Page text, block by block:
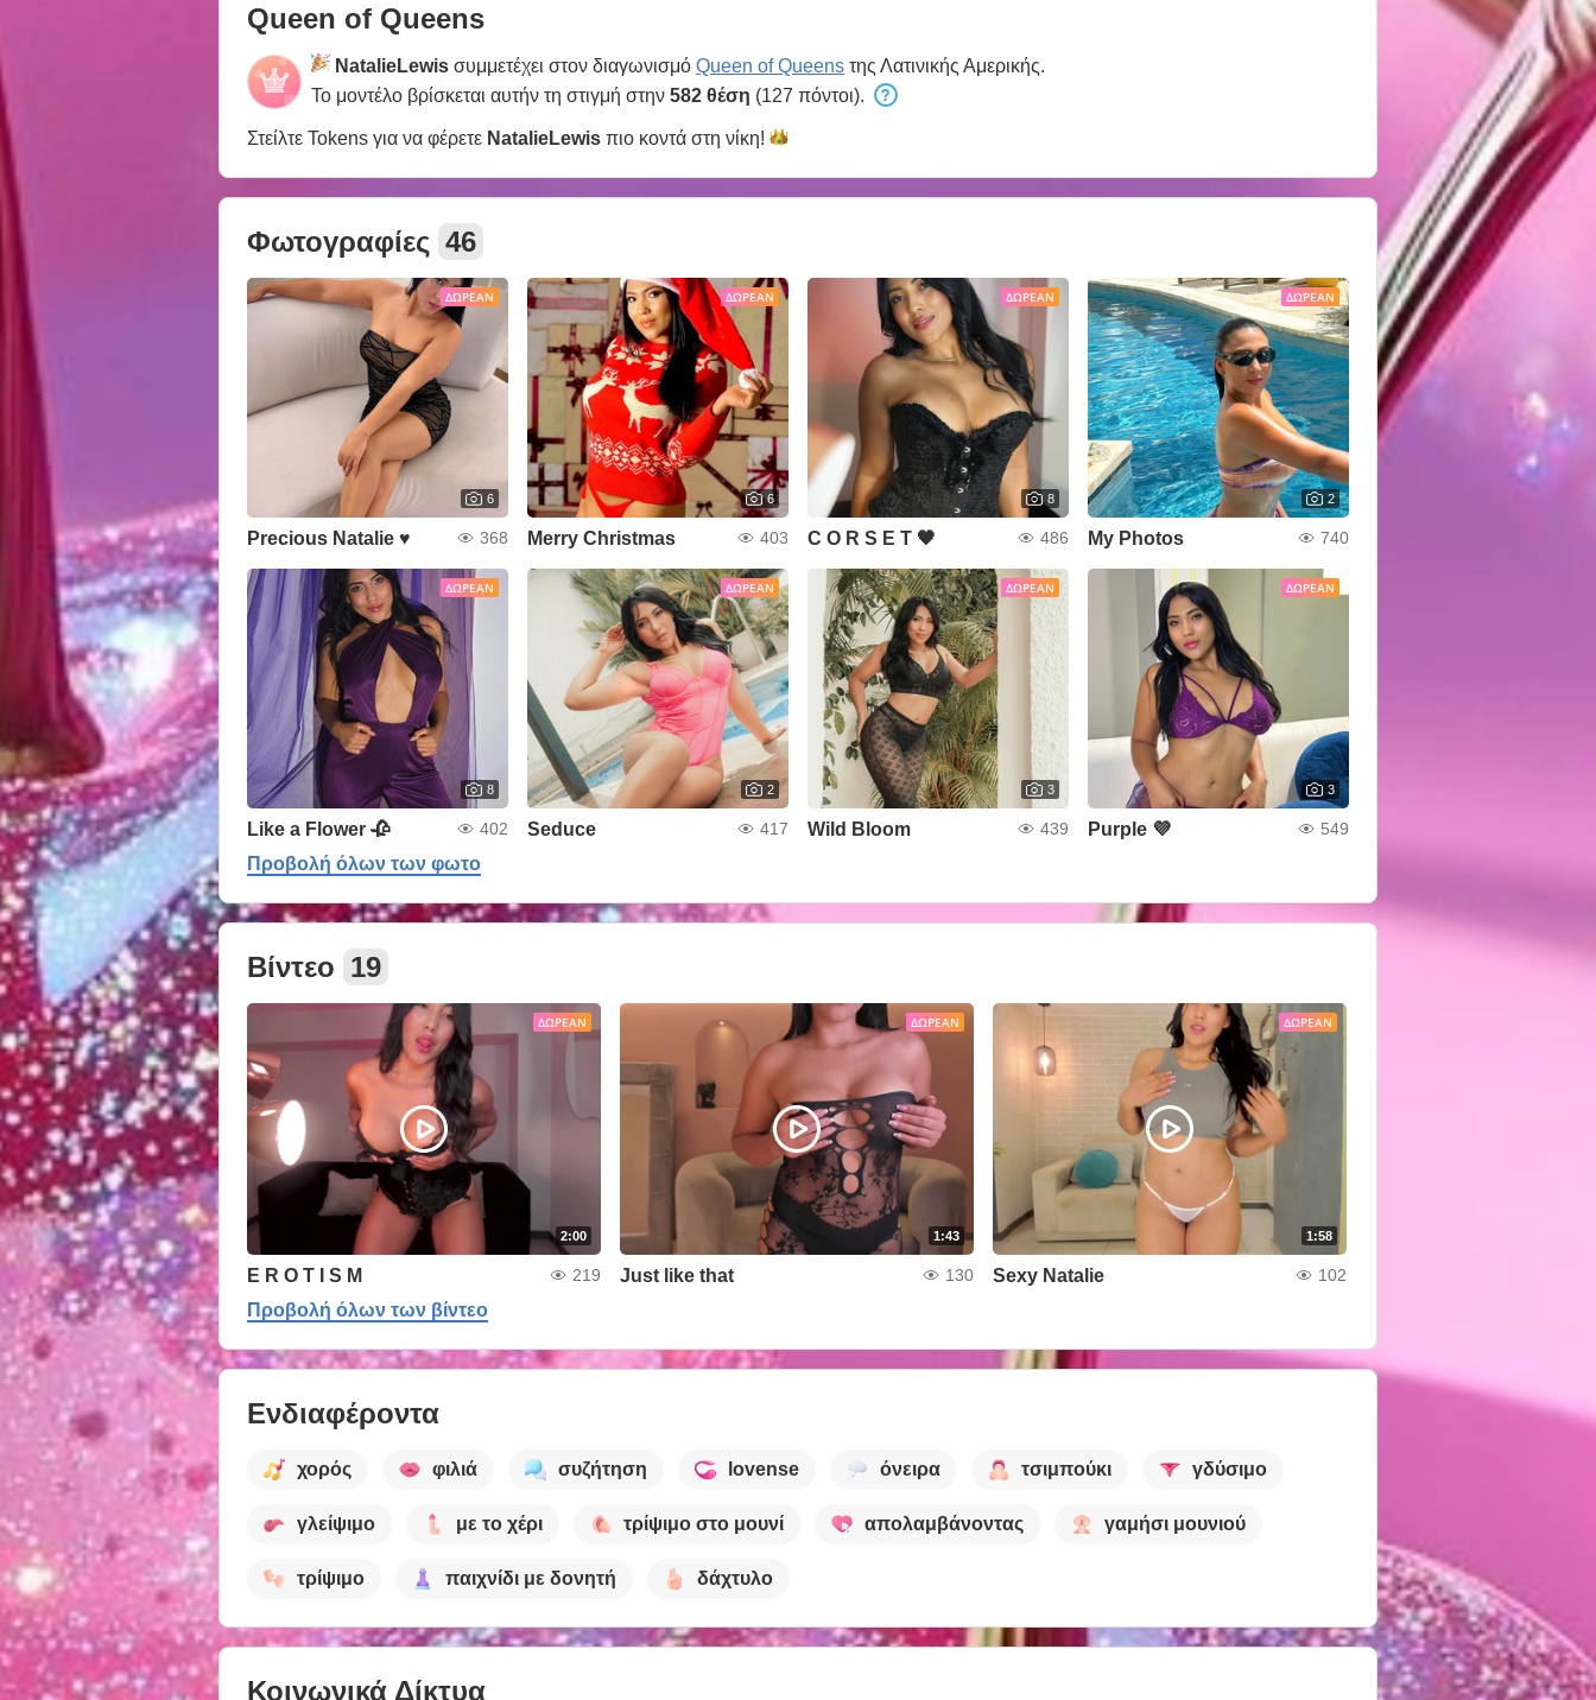
Queen of Queens
NatalieLewis συμμετέχει στον διαγωνισμό Queen of Queens της Λατινικής Αμερικής.
Το μοντέλο βρίσκεται αυτήν τη στιγμή στην 582 θέση (127 πόντοι).
Στείλτε Tokens για να φέρετε NatalieLewis πιο κοντά στη νίκη!
Φωτογραφίες 46
ΔΩΡΕΆΝ
6
Precious Natalie ♥ 368
ΔΩΡΕΆΝ
6
Merry Christmas 403
ΔΩΡΕΆΝ
8
C O R S E T 🖤 486
ΔΩΡΕΆΝ
2
My Photos 740
ΔΩΡΕΆΝ
8
Like a Flower 🥀 402
ΔΩΡΕΆΝ
2
Seduce 417
ΔΩΡΕΆΝ
3
Wild Bloom 439
ΔΩΡΕΆΝ
3
Purple 💜 549
Προβολή όλων των φωτο
Βίντεο 19
ΔΩΡΕΆΝ
2:00
E R O T I S M 219
ΔΩΡΕΆΝ
1:43
Just like that 130
ΔΩΡΕΆΝ
1:58
Sexy Natalie 102
Προβολή όλων των βίντεο
Ενδιαφέροντα
χορός φιλιά συζήτηση lovense όνειρα τσιμπούκι γδύσιμο
γλείψιμο με το χέρι τρίψιμο στο μουνί απολαμβάνοντας γαμήσι μουνιού
τρίψιμο παιχνίδι με δονητή δάχτυλο
Κοινωνικά Δίκτυα